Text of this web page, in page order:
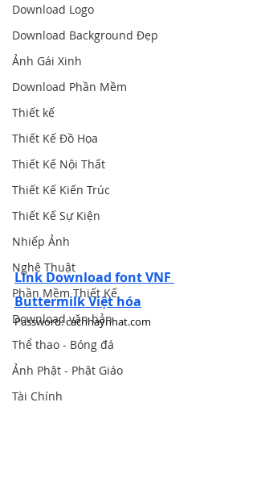
Download Logo
Download Background Đẹp
Ảnh Gái Xinh
Download Phần Mềm
Thiết kế
Thiết Kế Đồ Họa
Thiết Kế Nội Thất
Thiết Kế Kiến Trúc
Thiết Kế Sự Kiện
Nhiếp Ảnh
Nghệ Thuật
Phần Mềm Thiết Kế
Download văn bản
Thể thao - Bóng đá
Ảnh Phật - Phật Giáo
Tài Chính
Link Download font VNF
Buttermilk Việt hóa
Password: cachhaynhat.com